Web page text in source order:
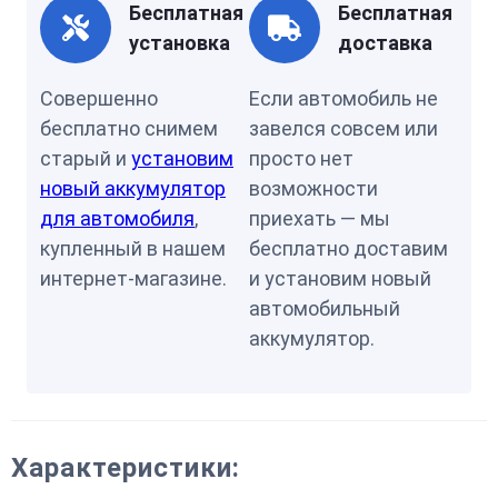
Бесплатная
установка
Совершенно
бесплатно снимем
старый и установим
новый аккумулятор
для автомобиля,
купленный в нашем
интернет-магазине.
Бесплатная
доставка
Если автомобиль не
завелся совсем или
просто нет
возможности
приехать — мы
бесплатно доставим
и установим новый
автомобильный
аккумулятор.
Характеристики: